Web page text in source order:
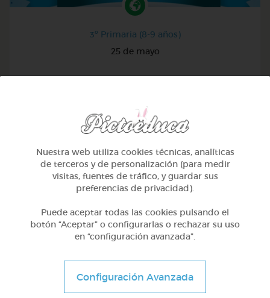
3º Primaria (8-9 años)
25 de mayo
Nuestra web utiliza cookies técnicas, analíticas
de terceros y de personalización (para medir
visitas, fuentes de tráfico, y guardar sus
preferencias de privacidad).
Puede aceptar todas las cookies pulsando el
botón “Aceptar” o configurarlas o rechazar su uso
en “configuración avanzada”.
Configuración Avanzada